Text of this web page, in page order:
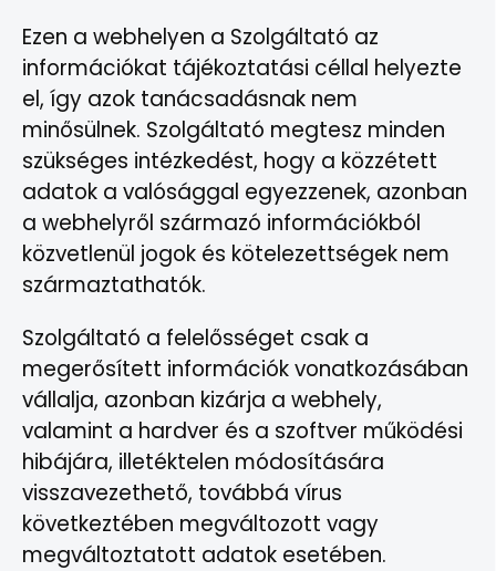
Ezen a webhelyen a Szolgáltató az
információkat tájékoztatási céllal helyezte
el, így azok tanácsadásnak nem
minősülnek. Szolgáltató megtesz minden
szükséges intézkedést, hogy a közzétett
adatok a valósággal egyezzenek, azonban
a webhelyről származó információkból
közvetlenül jogok és kötelezettségek nem
származtathatók.
Szolgáltató a felelősséget csak a
megerősített információk vonatkozásában
vállalja, azonban kizárja a webhely,
valamint a hardver és a szoftver működési
hibájára, illetéktelen módosítására
visszavezethető, továbbá vírus
következtében megváltozott vagy
megváltoztatott adatok esetében.